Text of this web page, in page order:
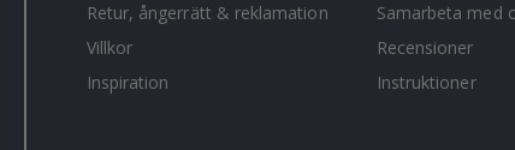
Retur, ångerrätt & reklamation
Villkor
Inspiration
Samarbeta med
Recensioner
Instruktioner